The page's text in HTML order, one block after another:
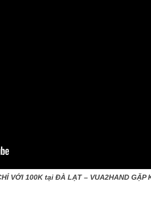
VỚI 100K tại ĐÀ LẠT – VUA2HAND GẶP